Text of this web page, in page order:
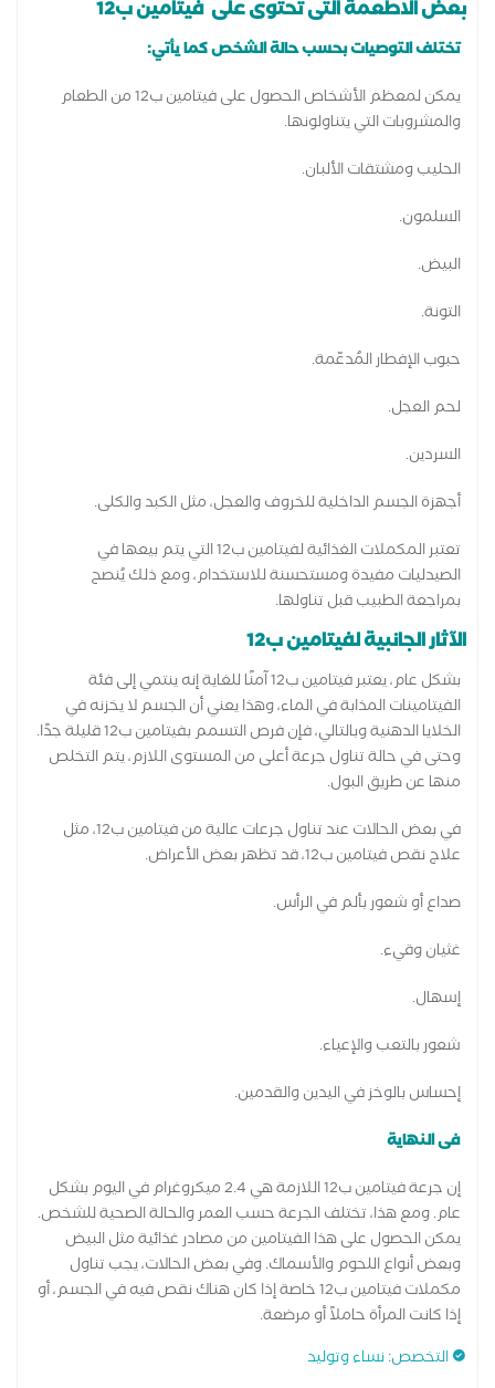
بعض الاطعمة التى تحتوى على فيتامين ب12
تختلف التوصيات بحسب حالة الشخص كما يأتي:
يمكن لمعظم الأشخاص الحصول على فيتامين ب12 من الطعام
والمشروبات التي يتناولونها.
الحليب ومشتقات الألبان.
السلمون.
البيض.
التونة.
حبوب الإفطار المُدعّمة.
لحم العجل.
السردين.
أجهزة الجسم الداخلية للخروف والعجل، مثل الكبد والكلى.
تعتبر المكملات الغذائية لفيتامين ب12 التي يتم بيعها في
الصيدليات مفيدة ومستحسنة للاستخدام، ومع ذلك يُنصح
بمراجعة الطبيب قبل تناولها.
الآثار الجانبية لفيتامين ب12
بشكل عام، يعتبر فيتامين ب12 آمنًا للغاية إنه ينتمي إلى فئة
الفيتامينات المذابة في الماء، وهذا يعني أن الجسم لا يخزنه في
الخلايا الدهنية وبالتالي، فإن فرص التسمم بفيتامين ب12 قليلة جدًا.
وحتى في حالة تناول جرعة أعلى من المستوى اللازم، يتم التخلص
منها عن طريق البول.
في بعض الحالات عند تناول جرعات عالية من فيتامين ب12، مثل
علاج نقص فيتامين ب12، قد تظهر بعض الأعراض.
صداع أو شعور بألم في الرأس.
غثيان وقيء.
إسهال.
شعور بالتعب والإعياء.
إحساس بالوخز في اليدين والقدمين.
فى النهاية
إن جرعة فيتامين ب12 اللازمة هي 2.4 ميكروغرام في اليوم بشكل
عام. ومع هذا، تختلف الجرعة حسب العمر والحالة الصحية للشخص.
يمكن الحصول على هذا الفيتامين من مصادر غذائية مثل البيض
وبعض أنواع اللحوم والأسماك. وفي بعض الحالات، يجب تناول
مكملات فيتامين ب12 خاصة إذا كان هناك نقص فيه في الجسم، أو
إذا كانت المرأة حاملاً أو مرضعة.
التخصص:نساء وتوليد